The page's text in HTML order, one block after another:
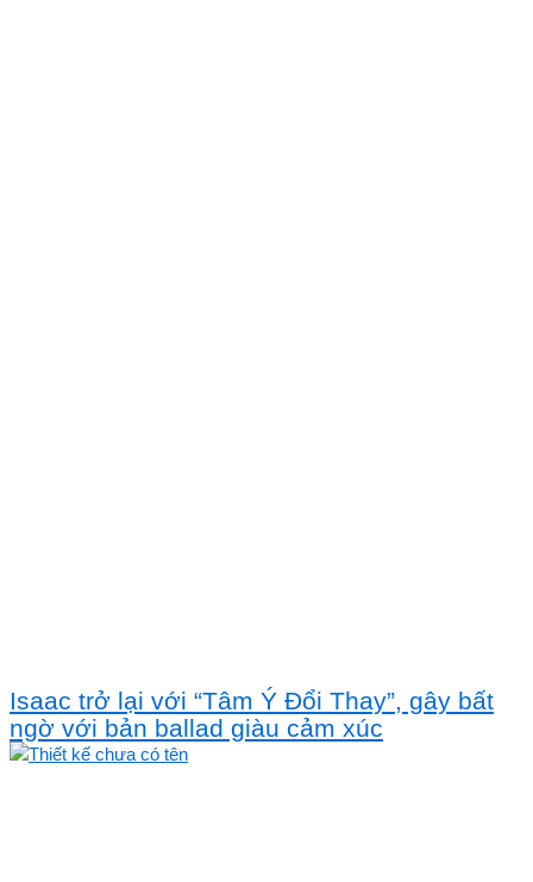
Isaac trở lại với “Tâm Ý Đổi Thay”, gây bất
ngờ với bản ballad giàu cảm xúc